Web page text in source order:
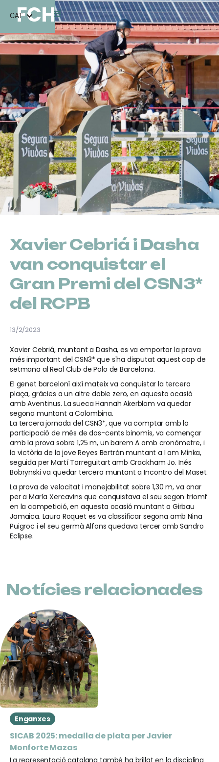
FCH
CAT
Xavier Cebriá i Dasha
van conquistar el
Gran Premi del CSN3*
del RCPB
13/2/2023
Xavier Cebriá, muntant a Dasha, es va emportar la prova
més important del CSN3* que s'ha disputat aquest cap de
setmana al Real Club de Polo de Barcelona.
El genet barceloní així mateix va conquistar la tercera
plaça, gràcies a un altre doble zero, en aquesta ocasió
amb Aventinus. La sueca Hannah Akerblom va quedar
segona muntant a Colombina.
La tercera jornada del CSN3*, que va comptar amb la
participació de més de dos-cents binomis, va començar
amb la prova sobre 1,25 m, un barem A amb cronòmetre, i
la victòria de la jove Reyes Bertrán muntant a I am Minka,
seguida per Martí Torreguitart amb Crackham Jo. Inés
Bobrynski va quedar tercera muntant a Incontro del Maset.
La prova de velocitat i manejabilitat sobre 1,30 m, va anar
per a María Xercavins que conquistava el seu segon triomf
en la competició, en aquesta ocasió muntant a Girbau
Jamaica. Laura Roquet es va classificar segona amb Nina
Puigroc i el seu germà Alfons quedava tercer amb Sandro
Eclipse.
Notícies relacionades
Enganxes
SICAB 2025: medalla de plata per Javier
Monforte Mazas
La representació catalana també ha brillat en la disciplina